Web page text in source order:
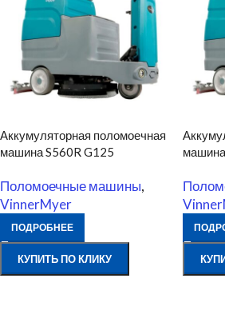
Аккумуляторная поломоечная
машина S560R G125
Поломоечные машины,
VinnerMyer
ПОДРОБНЕЕ
КУПИТЬ ПО КЛИКУ